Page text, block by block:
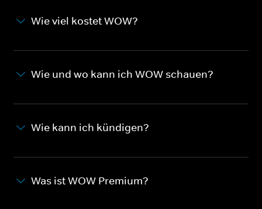
Wie viel kostet WOW?
Wie und wo kann ich WOW schauen?
Wie kann ich kündigen?
Was ist WOW Premium?